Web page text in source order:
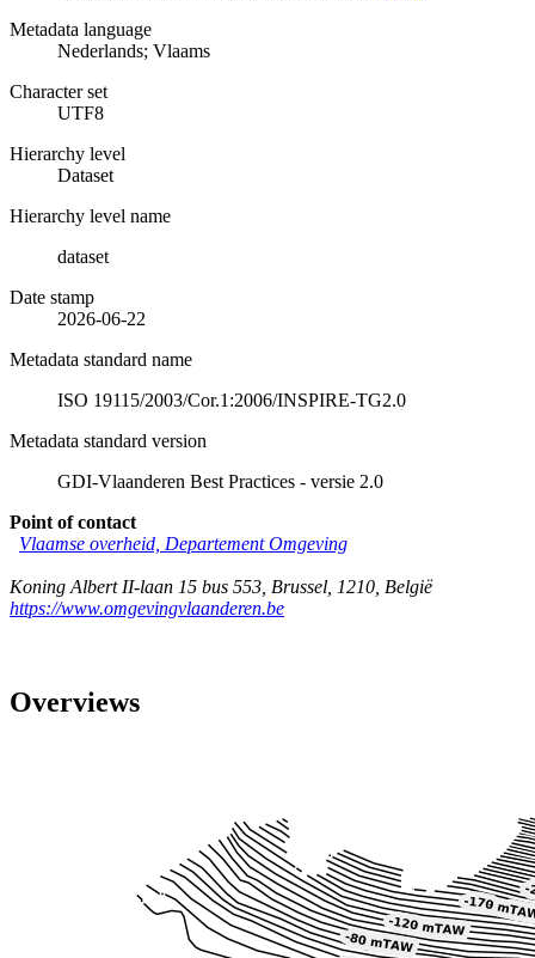
Metadata language
Nederlands; Vlaams
Character set
UTF8
Hierarchy level
Dataset
Hierarchy level name
dataset
Date stamp
2026-06-22
Metadata standard name
ISO 19115/2003/Cor.1:2006/INSPIRE-TG2.0
Metadata standard version
GDI-Vlaanderen Best Practices - versie 2.0
Point of contact
Vlaamse overheid, Departement Omgeving
Koning Albert II-laan 15 bus 553 Brussel 1210 België
https://www.omgevingvlaanderen.be
Overviews